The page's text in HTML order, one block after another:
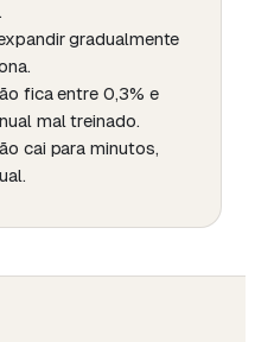
gradualmente
fica entre 0,3% e
mal treinado.
cai para minutos,